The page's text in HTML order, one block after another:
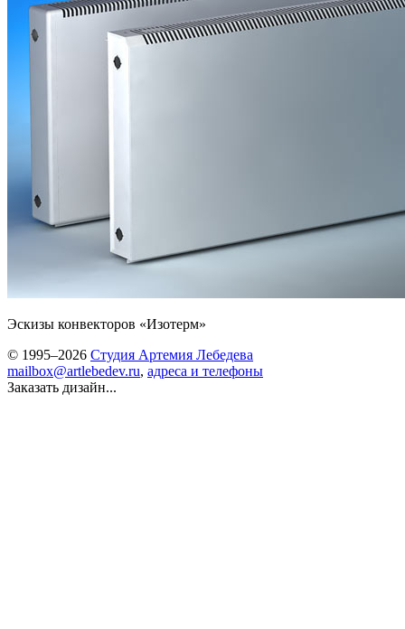
Эскизы конвекторов «Изотерм»
© 1995–2026 Студия Артемия Лебедева
mailbox@artlebedev.ru, адреса и телефоны
Заказать дизайн...